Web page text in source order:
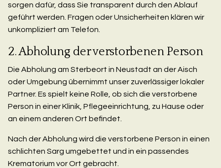
sorgen dafür, dass Sie transparent durch den Ablauf
geführt werden. Fragen oder Unsicherheiten klären wir
unkompliziert am Telefon.
2. Abholung der verstorbenen Person
Die Abholung am Sterbeort in Neustadt an der Aisch
oder Umgebung übernimmt unser zuverlässiger lokaler
Partner. Es spielt keine Rolle, ob sich die verstorbene
Person in einer Klinik, Pflegeeinrichtung, zu Hause oder
an einem anderen Ort befindet.
Nach der Abholung wird die verstorbene Person in einen
schlichten Sarg umgebettet und in ein passendes
Krematorium vor Ort gebracht.